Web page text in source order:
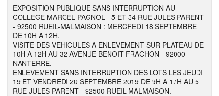
EXPOSITION PUBLIQUE SANS INTERRUPTION AU
COLLEGE MARCEL PAGNOL - 5 ET 34 RUE JULES PARENT
- 92500 RUEIL-MALMAISON : MERCREDI 18 SEPTEMBRE
DE 10H A 12H.
VISITE DES VEHICULES A ENLEVEMENT SUR PLATEAU DE
10H A 12H AU 32 AVENUE BENOIT FRACHON - 92000
NANTERRE.
ENLEVEMENT SANS INTERRUPTION DES LOTS LES JEUDI
19 ET VENDREDI 20 SEPTEMBRE 2019 DE 9H A 17H AU 5
RUE JULES PARENT - 92500 RUEIL-MALMAISON.